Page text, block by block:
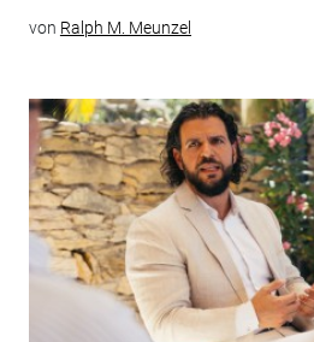
von Ralph M. Meunzel